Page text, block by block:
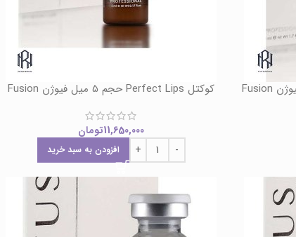
کوکتل Perfect Lips حجم 5 میل فیوژن Fusion
11,650,000تومان
افزودن به سبد خرید